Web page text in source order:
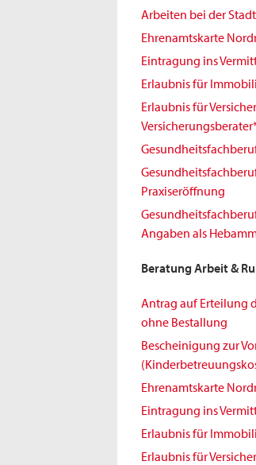
Arbeiten bei der
Ehrenamtskarte
Eintragung ins
Erlaubnis für
Erlaubnis für
Praxiseröffnung
Angaben als
Beratung Arbeit &
Antrag auf Erteilung
ohne Bestallung
Bescheinigung zur
Ehrenamtskarte
Eintragung ins
Erlaubnis für
Erlaubnis für